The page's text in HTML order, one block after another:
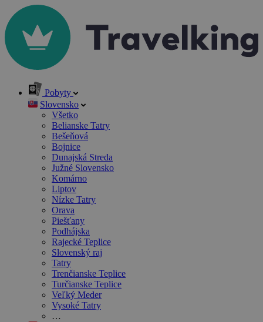
Pobyty
Slovensko
Všetko
Belianske Tatry
Bešeňová
Bojnice
Dunajská Streda
Južné Slovensko
Komárno
Liptov
Nízke Tatry
Orava
Piešťany
Podhájska
Rajecké Teplice
Slovenský raj
Tatry
Trenčianske Teplice
Turčianske Teplice
Veľký Meder
Vysoké Tatry
…